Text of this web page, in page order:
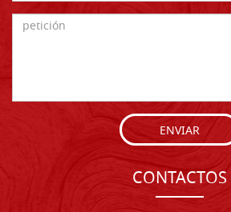
ENVIAR
CONTACTOS